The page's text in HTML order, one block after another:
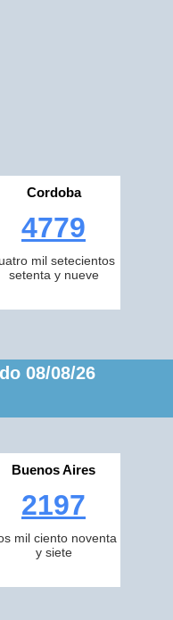
Cordoba
4779
mil setecientos
setenta y nueve
08/08/26
Buenos Aires
2197
mil ciento noventa
y siete